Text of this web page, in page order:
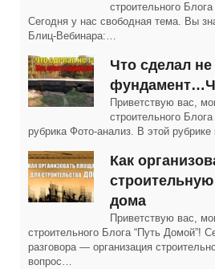
строительного
Сегодня у нас свободная тема. Вы
Блиц-Вебинара:…
Что сделал
Приветствую вас,
строительного
рубрика Фото-анализ. В этой
Как
дома
Приветствую вас,
строительного Блога “Путь Домой”!
разговора — организация
вопрос…